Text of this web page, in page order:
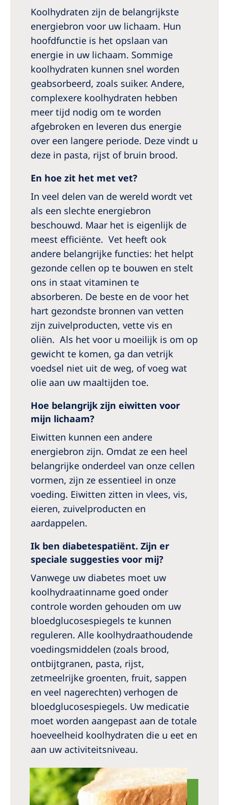
Koolhydraten zijn de belangrijkste
energiebron voor uw lichaam. Hun
hoofdfunctie is het opslaan van
energie in uw lichaam. Sommige
koolhydraten kunnen snel worden
geabsorbeerd, zoals suiker. Andere,
complexere koolhydraten hebben
meer tijd nodig om te worden
afgebroken en leveren dus energie
over een langere periode. Deze vindt u
deze in pasta, rijst of bruin brood.
En hoe zit het met vet?
In veel delen van de wereld wordt vet
als een slechte energiebron
beschouwd. Maar het is eigenlijk de
meest efficiënte. Vet heeft ook
andere belangrijke functies: het helpt
gezonde cellen op te bouwen en stelt
ons in staat vitaminen te
absorberen. De beste en de voor het
hart gezondste bronnen van vetten
zijn zuivelproducten, vette vis en
oliën. Als het voor u moeilijk is om op
gewicht te komen, ga dan vetrijk
voedsel niet uit de weg, of voeg wat
olie aan uw maaltijden toe.
Hoe belangrijk zijn eiwitten voor
mijn lichaam?
Eiwitten kunnen een andere
energiebron zijn. Omdat ze een heel
belangrijke onderdeel van onze cellen
vormen, zijn ze essentieel in onze
voeding. Eiwitten zitten in vlees, vis,
eieren, zuivelproducten en
aardappelen.
Ik ben diabetespatiënt. Zijn er
speciale suggesties voor mij?
Vanwege uw diabetes moet uw
koolhydraatinname goed onder
controle worden gehouden om uw
bloedglucosespiegels te kunnen
reguleren. Alle koolhydraathoudende
voedingsmiddelen (zoals brood,
ontbijtgranen, pasta, rijst,
zetmeelrijke groenten, fruit, sappen
en veel nagerechten) verhogen de
bloedglucosespiegels. Uw medicatie
moet worden aangepast aan de totale
hoeveelheid koolhydraten die u eet en
aan uw activiteitsniveau.